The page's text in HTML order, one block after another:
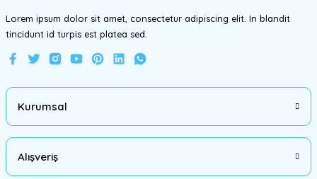
Lorem ipsum dolor sit amet, consectetur adipiscing elit. In blandit
tincidunt id turpis est platea sed.
Kurumsal
Alışveriş